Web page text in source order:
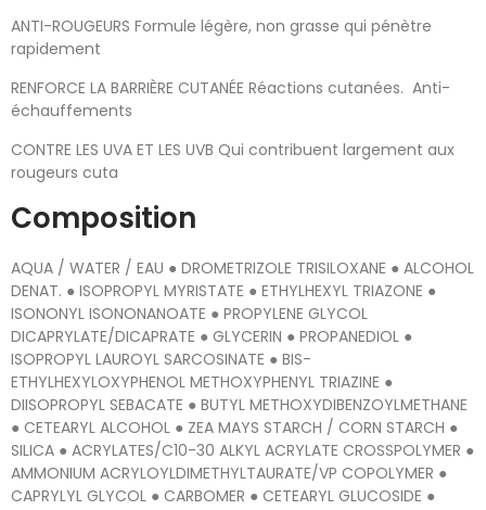
ANTI-ROUGEURS Formule légère, non grasse qui pénètre
rapidement
RENFORCE LA BARRIÈRE CUTANÉE Réactions cutanées. Anti-
échauffements
CONTRE LES UVA ET LES UVB Qui contribuent largement aux
rougeurs cuta
Composition
AQUA / WATER / EAU ● DROMETRIZOLE TRISILOXANE ● ALCOHOL
DENAT. ● ISOPROPYL MYRISTATE ● ETHYLHEXYL TRIAZONE ●
ISONONYL ISONONANOATE ● PROPYLENE GLYCOL
DICAPRYLATE/DICAPRATE ● GLYCERIN ● PROPANEDIOL ●
ISOPROPYL LAUROYL SARCOSINATE ● BIS-
ETHYLHEXYLOXYPHENOL METHOXYPHENYL TRIAZINE ●
DIISOPROPYL SEBACATE ● BUTYL METHOXYDIBENZOYLMETHANE
● CETEARYL ALCOHOL ● ZEA MAYS STARCH / CORN STARCH ●
SILICA ● ACRYLATES/C10-30 ALKYL ACRYLATE CROSSPOLYMER ●
AMMONIUM ACRYLOYLDIMETHYLTAURATE/VP COPOLYMER ●
CAPRYLYL GLYCOL ● CARBOMER ● CETEARYL GLUCOSIDE ●